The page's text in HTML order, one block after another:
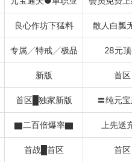
良心作坊下猛料 散人白瓢
专属╱特戒╱极品 28元
新版 首区
首区█独家新版 〓纯元
▇二百倍爆率▇ 上先送
首战█首区 首区